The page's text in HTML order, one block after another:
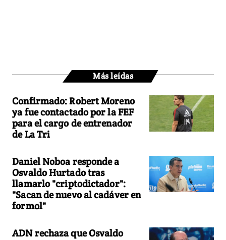
Más leídas
Confirmado: Robert Moreno
ya fue contactado por la FEF
para el cargo de entrenador
de La Tri
Daniel Noboa responde a
Osvaldo Hurtado tras
llamarlo "criptodictador":
"Sacan de nuevo al cadáver en
formol"
ADN rechaza que Osvaldo